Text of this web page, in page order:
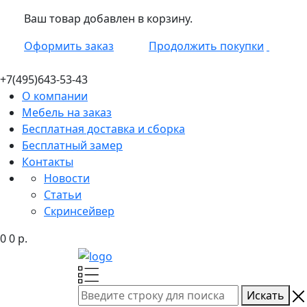
Ваш товар добавлен в корзину.
Оформить заказ
Продолжить покупки
+7(495)643-53-43
О компании
Мебель на заказ
Бесплатная доставка и сборка
Бесплатный замер
Контакты
Новости
Статьи
Скринсейвер
00 р.
Искать